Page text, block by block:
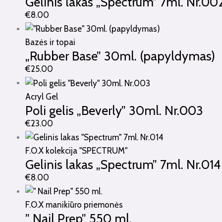
€8.00
Bazės ir topai
„Rubber Base” 30ml. (papyldymas)
€25.00
Acryl Gel
Poli gelis „Beverly” 30ml. Nr.003
€23.00
F.O.X kolekcija "SPECTRUM"
Gelinis lakas „Spectrum” 7ml. Nr.014
€8.00
F.O.X manikiūro priemonės
” Nail Prep” 550 ml.